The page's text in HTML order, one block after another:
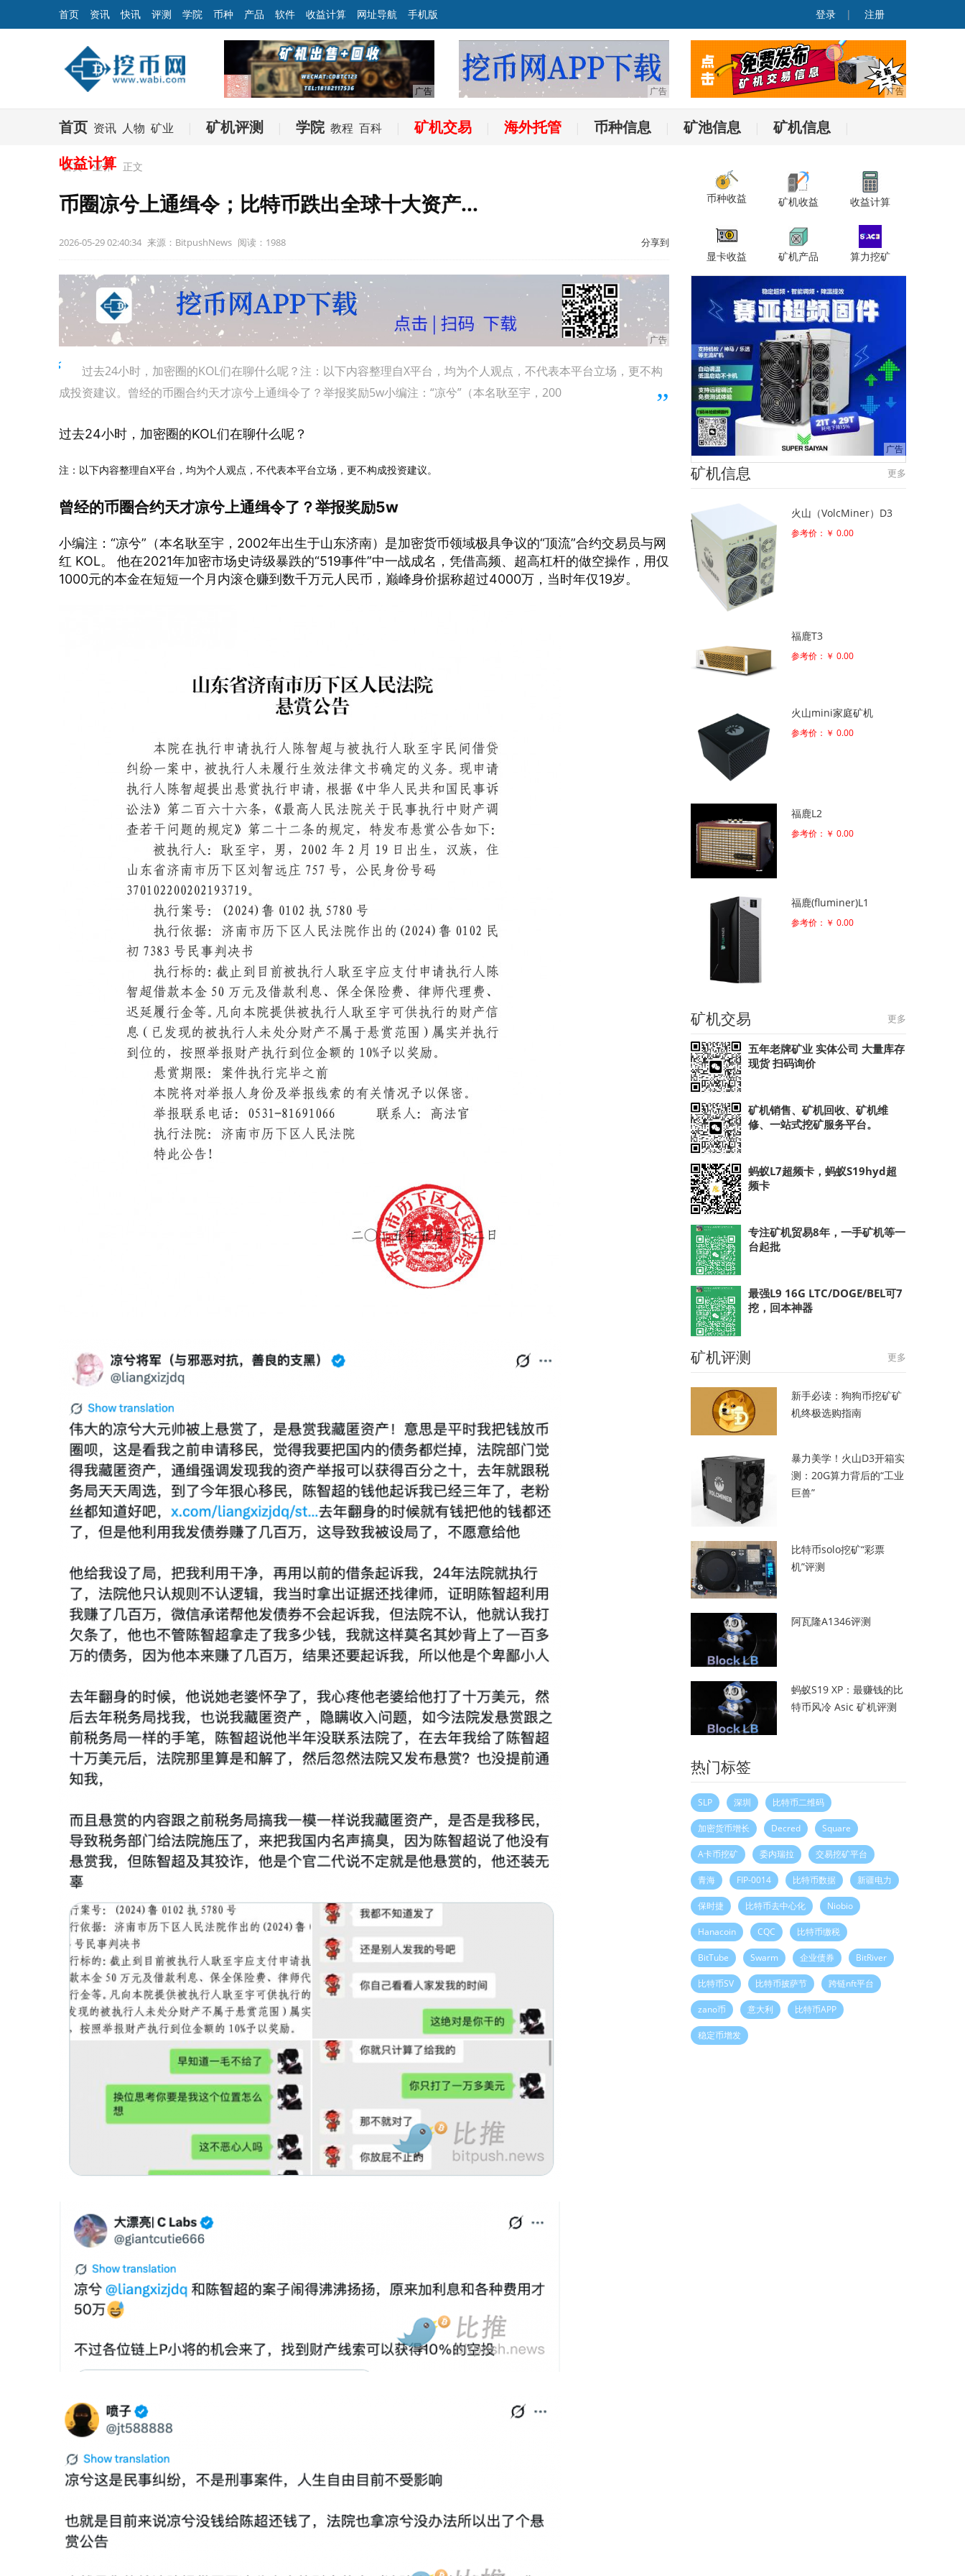
首页 资讯 快讯 评测 学院 币种 产品 软件 收益计算 网址导航 手机版 登录 | 注册
首页 资讯 人物 矿业 矿机评测 学院 教程 百科 矿机交易 海外托管 币种信息 矿池信息 矿机信息
收益计算
首页 业界 正文
币圈凉兮上通缉令；比特币跌出全球十大资产…
2026-05-29 02:40:34 来源：BitpushNews 阅读：1988 分享到
过去24小时，加密圈的KOL们在聊什么呢？注：以下内容整理自X平台，均为个人观点，不代表本平台立场，更不构
成投资建议。曾经的币圈合约天才凉兮上通缉令了？举报奖励5w小编注：“凉兮”（本名耿至宇，200
过去24小时，加密圈的KOL们在聊什么呢？
注：以下内容整理自X平台，均为个人观点，不代表本平台立场，更不构成投资建议。
曾经的币圈合约天才凉兮上通缉令了？举报奖励5w
小编注：“凉兮”（本名耿至宇，2002年出生于山东济南）是加密货币领域极具争议的“顶流”合约交易员与网
红 KOL。 他在2021年加密市场史诗级暴跌的“519事件”中一战成名，凭借高频、超高杠杆的做空操作，用仅
1000元的本金在短短一个月内滚仓赚到数千万元人民币，巅峰身价据称超过4000万，当时年仅19岁。
币种收益 矿机收益 收益计算
显卡收益 矿机产品 算力挖矿
更多
矿机信息
火山（VolcMiner）D3
参考价：￥ 0.00
福鹿T3
参考价：￥ 0.00
火山mini家庭矿机
参考价：￥ 0.00
福鹿L2
参考价：￥ 0.00
福鹿(fluminer)L1
参考价：￥ 0.00
更多
矿机交易
五年老牌矿业 实体公司 大量库存
现货 扫码询价
矿机销售、矿机回收、矿机维
修、一站式挖矿服务平台。
蚂蚁L7超频卡，蚂蚁S19hyd超
频卡
专注矿机贸易8年，一手矿机等一
台起批
最强L9 16G LTC/DOGE/BEL可7
挖，回本神器
更多
矿机评测
新手必读：狗狗币挖矿矿
机终极选购指南
暴力美学！火山D3开箱实
测：20G算力背后的“工业
巨兽”
比特币solo挖矿“彩票
机”评测
阿瓦隆A1346评测
蚂蚁S19 XP：最赚钱的比
特币风冷 Asic 矿机评测
热门标签
SLP 深圳 比特币二维码
加密货币增长 Decred Square
A卡币挖矿 委内瑞拉 交易挖矿平台
青海 FIP-0014 比特币数据 新疆电力
保时捷 比特币去中心化 Niobio
Hanacoin CQC 比特币缴税
BitTube Swarm 企业债券 BitRiver
比特币SV 比特币披萨节 跨链nft平台
zano币 意大利 比特币APP
稳定币增发